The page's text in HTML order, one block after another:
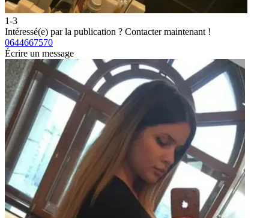
1-3
Intéressé(e) par la publication ? Contacter maintenant !
0644667570
Écrire un message